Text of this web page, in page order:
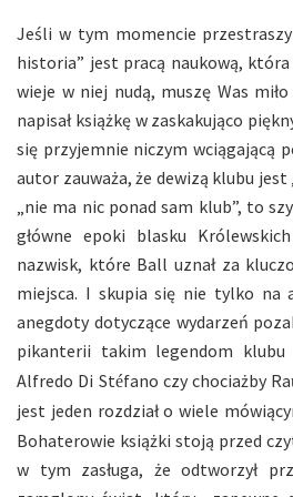
Jeśli w tym momencie
historia” jest pracą naukową,
wieje w niej nudą, muszę Was
napisał książkę w zaskakująco
się przyjemnie niczym wciągającą
autor zauważa, że dewizą klubu
„nie ma nic ponad sam klub”, to
główne epoki blasku
nazwisk, które Ball uznał za
miejsca. I skupia się nie tylko na
anegdoty dotyczące wydarzeń
pikanterii takim legendom klubu
Alfredo Di Stéfano czy chociażby Ra
jest jeden rozdział o wiele
Bohaterowie książki stoją przed
w tym zasługa, że odtworzył